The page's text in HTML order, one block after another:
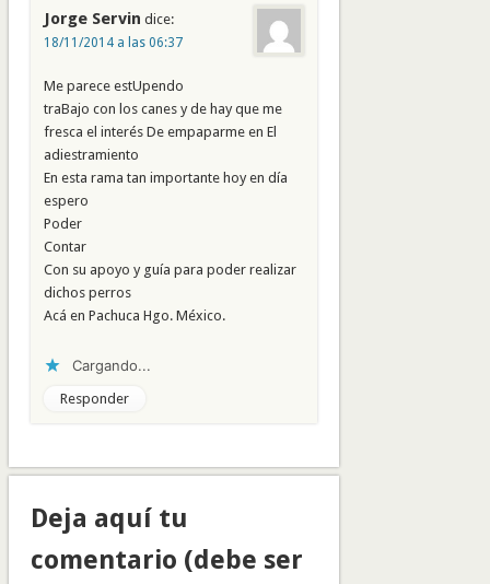
Jorge Servin dice:
18/11/2014 a las 06:37
Me parece estUpendo
traBajo con los canes y de hay que me
fresca el interés De empaparme en El
adiestramiento
En esta rama tan importante hoy en día
espero
Poder
Contar
Con su apoyo y guía para poder realizar
dichos perros
Acá en Pachuca Hgo. México.
Cargando...
Responder
Deja aquí tu
comentario (debe ser